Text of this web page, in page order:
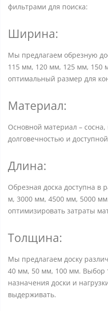
фильтрами для поиска:
Ширина:
Мы предлагаем обрезную
115 мм, 120 мм, 125 мм, 150
оптимальный размер для
Материал:
Основной материал –
долговечностью и
Длина:
Обрезная доска доступна в
м, 3000 мм, 4500 мм, 5000
оптимизировать затраты
Толщина:
Мы предлагаем доску
40 мм, 50 мм, 100 мм. Выбор
назначения доски и
выдерживать.